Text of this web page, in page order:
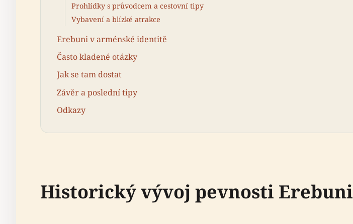
Prohlídky s průvodcem a cestovní tipy
Vybavení a blízké atrakce
Erebuni v arménské identitě
Často kladené otázky
Jak se tam dostat
Závěr a poslední tipy
Odkazy
Historický vývoj pevnosti Erebuni